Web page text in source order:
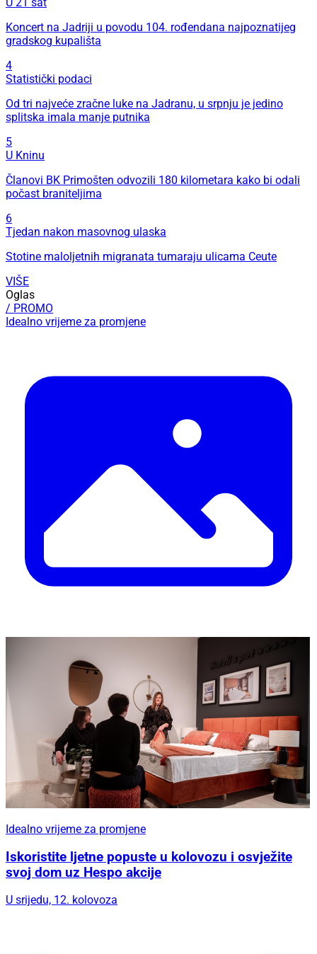
Koncert na Jadriji u povodu 104. rođendana najpoznatijeg
gradskog kupališta
4
Statistički podaci
Od tri najveće zračne luke na Jadranu, u srpnju je jedino
splitska imala manje putnika
5
U Kninu
Članovi BK Primošten odvozili 180 kilometara kako bi odali
počast braniteljima
6
Tjedan nakon masovnog ulaska
Stotine maloljetnih migranata tumaraju ulicama Ceute
VIŠE
Oglas
/ PROMO
Idealno vrijeme za promjene
Idealno vrijeme za promjene
Iskoristite ljetne popuste u kolovozu i osvježite
svoj dom uz Hespo akcije
U srijedu, 12. kolovoza